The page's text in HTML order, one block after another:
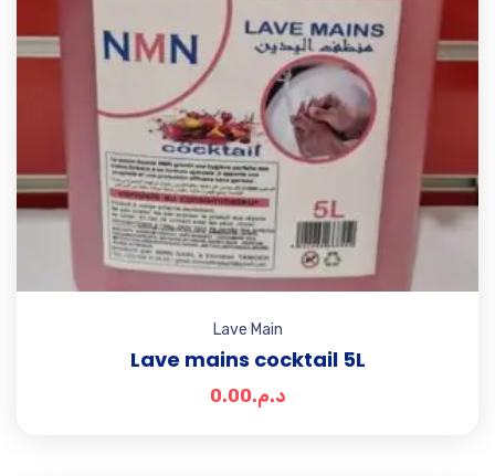
Lave Main
Lave mains cocktail 5L
د.م.0.00